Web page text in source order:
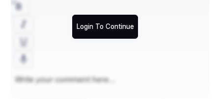
Login To Continue